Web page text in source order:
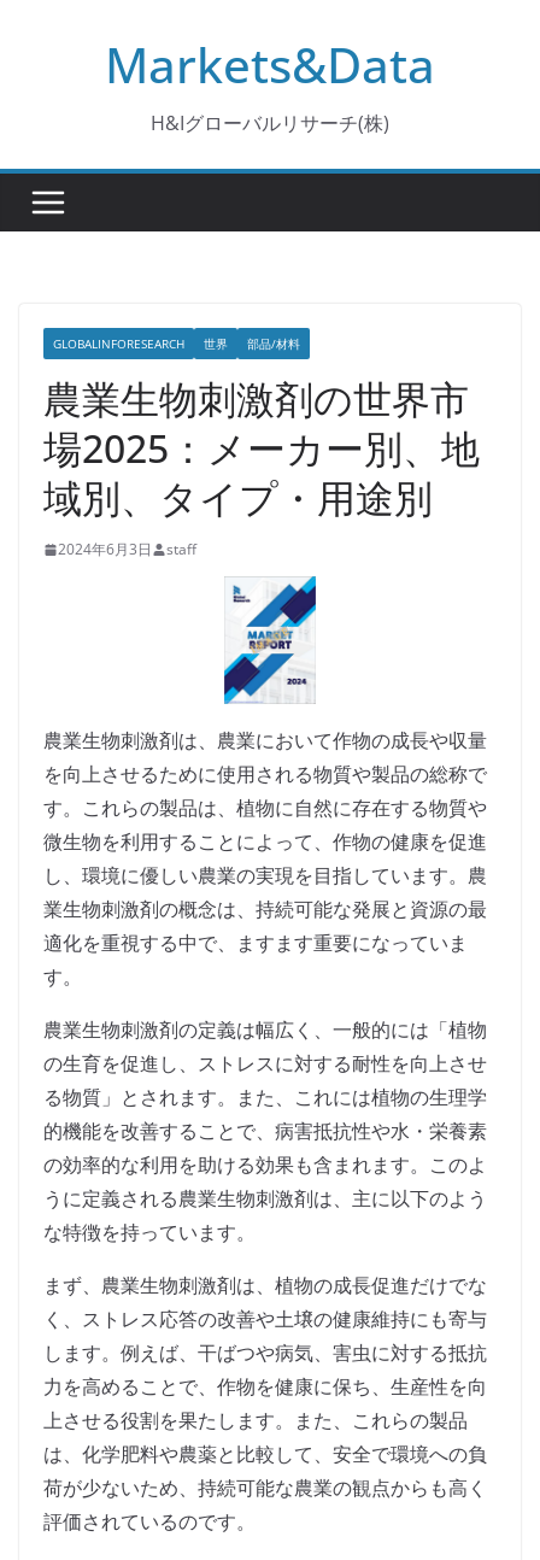
Markets&Data
H&Iグローバルリサーチ(株)
GLOBALINFORESEARCH 世界 部品/材料
農業生物刺激剤の世界市
場2025：メーカー別、地
域別、タイプ・用途別
2024年6月3日 staff
農業生物刺激剤は、農業において作物の成長や収量
を向上させるために使用される物質や製品の総称で
す。これらの製品は、植物に自然に存在する物質や
微生物を利用することによって、作物の健康を促進
し、環境に優しい農業の実現を目指しています。農
業生物刺激剤の概念は、持続可能な発展と資源の最
適化を重視する中で、ますます重要になっていま
す。
農業生物刺激剤の定義は幅広く、一般的には「植物
の生育を促進し、ストレスに対する耐性を向上させ
る物質」とされます。また、これには植物の生理学
的機能を改善することで、病害抵抗性や水・栄養素
の効率的な利用を助ける効果も含まれます。このよ
うに定義される農業生物刺激剤は、主に以下のよう
な特徴を持っています。
まず、農業生物刺激剤は、植物の成長促進だけでな
く、ストレス応答の改善や土壌の健康維持にも寄与
します。例えば、干ばつや病気、害虫に対する抵抗
力を高めることで、作物を健康に保ち、生産性を向
上させる役割を果たします。また、これらの製品
は、化学肥料や農薬と比較して、安全で環境への負
荷が少ないため、持続可能な農業の観点からも高く
評価されているのです。